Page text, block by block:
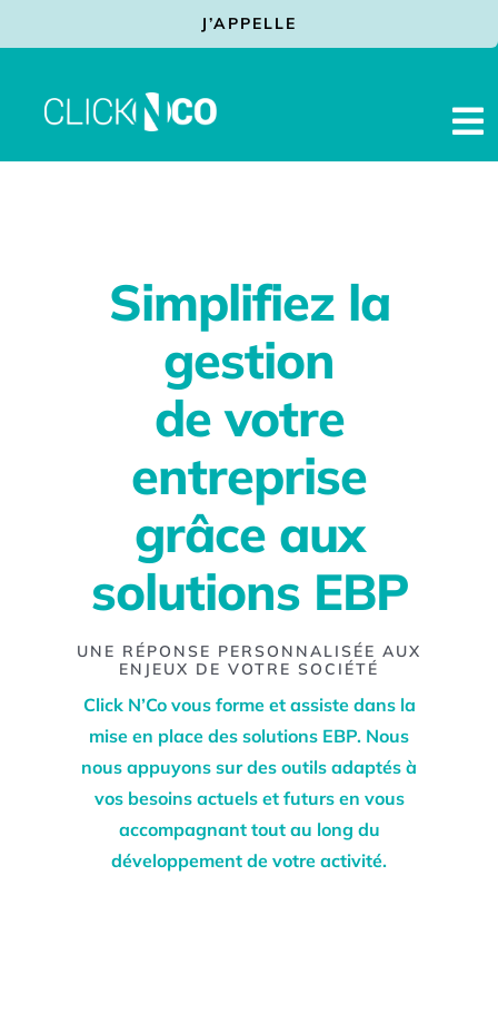
au
J’APPELLE
Simplifiez la
gestion
de votre
entreprise
grâce aux
solutions EBP
UNE RÉPONSE PERSONNALISÉE AUX
ENJEUX DE VOTRE SOCIÉTÉ
Click N’Co vous forme et assiste dans la
mise en place des solutions EBP. Nous
nous appuyons sur des outils adaptés à
vos besoins actuels et futurs en vous
accompagnant tout au long du
développement de votre activité.